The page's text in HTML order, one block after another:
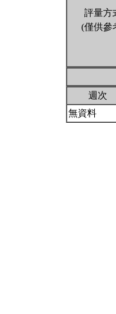
評量方
(僅供參
週次
無資料